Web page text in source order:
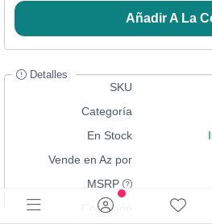
Añadir A La
Detalles
SKU
Categoría
En Stock
Vende en Az por
MSRP
Condición